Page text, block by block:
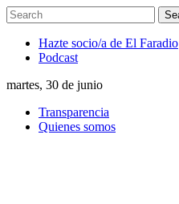
Hazte socio/a de El Faradio
Podcast
martes, 30 de junio
Transparencia
Quienes somos